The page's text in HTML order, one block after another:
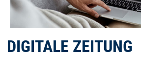
DIGITALE ZEITUNG